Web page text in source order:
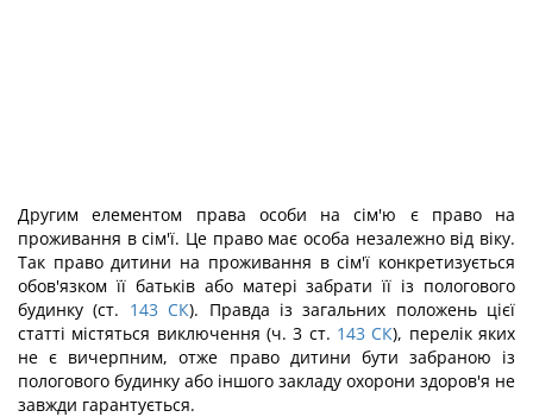
Другим елементом права особи на сім'ю є право на
проживання в сім'ї. Це право має особа незалежно від віку.
Так право дитини на проживання в сім'ї конкретизується
обов'язком її батьків або матері забрати її із пологового
будинку (ст. 143 СК). Правда із загальних положень цієї
статті містяться виключення (ч. 3 ст. 143 СК), перелік яких
не є вичерпним, отже право дитини бути забраною із
пологового будинку або іншого закладу охорони здоров'я не
завжди гарантується.